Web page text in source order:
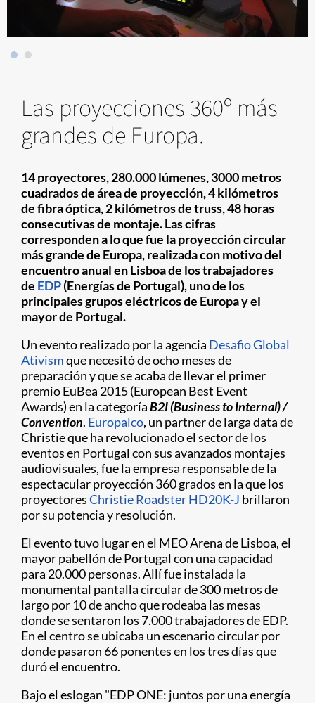
Las proyecciones 360º más
grandes de Europa.
14 proyectores, 280.000 lúmenes, 3000 metros
cuadrados de área de proyección, 4 kilómetros
de fibra óptica, 2 kilómetros de truss, 48 horas
consecutivas de montaje. Las cifras
corresponden a lo que fue la proyección circular
más grande de Europa, realizada con motivo del
encuentro anual en Lisboa de los trabajadores
de EDP(Energías de Portugal), uno de los
principales grupos eléctricos de Europa y el
mayor de Portugal.
Un evento realizado por la agencia Desafio Global
Ativismque necesitó de ocho meses de
preparación y que se acaba de llevar el primer
premio EuBea 2015 (European Best Event
Awards) en la categoríaB2I (Business to Internal) /
Convention. Europalco, un partner de larga data de
Christie que ha revolucionado el sector de los
eventos en Portugal con sus avanzados montajes
audiovisuales, fue la empresa responsable de la
espectacular proyección 360 grados en la que los
proyectoresChristie Roadster HD20K-J brillaron
por su potencia y resolución.
El evento tuvo lugar en el MEO Arena de Lisboa, el
mayor pabellón de Portugal con una capacidad
para 20.000 personas. Allí fue instalada la
monumental pantalla circular de 300 metros de
largo por 10 de ancho que rodeaba las mesas
donde se sentaron los 7.000 trabajadores de EDP.
En el centro se ubicaba un escenario circular por
donde pasaron 66 ponentes en los tres días que
duró el encuentro.
Bajo el eslogan "EDP ONE: juntos por una energía